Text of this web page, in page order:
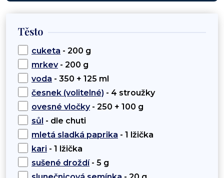
Těsto
cuketa - 200 g
mrkev- 200 g
voda - 350 + 125 ml
česnek (volitelné) - 4 stroužky
ovesné vločky- 250 + 100 g
sůl - dle chuti
mletá sladká paprika - 1 lžička
kari - 1 lžička
sušené droždí- 5 g